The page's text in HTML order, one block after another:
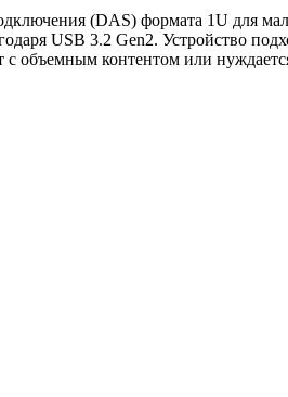
(DAS) формата 1U для
USB 3.2 Gen2. Устройство
с объемным контентом или